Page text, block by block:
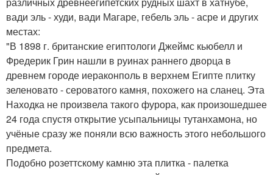
вади эль - худи, вади Магаре, гебель эль - асре и других
местах:
"В 1898 г. британские египтологи Джеймс кьюбелл и
Фредерик Грин нашли в руинах раннего дворца в
древнем городе иераконполь в верхнем Египте плитку
зеленовато - сероватого камня, похожего на сланец. Эта
Находка не произвела такого фурора, как произошедшее
24 года спустя открытие усыпальницы тутанхамона, но
учёные сразу же поняли всю важность этого небольшого
предмета.
Подобно розеттскому камню эта плитка - палетка